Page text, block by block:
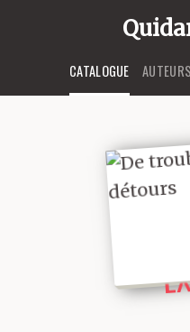
CATALOGUE AUTEURS